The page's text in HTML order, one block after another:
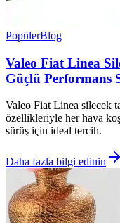
PopülerBlog
Valeo Fiat Linea
Güçlü Performans
Valeo Fiat Linea silecek
özellikleriyle her hava
sürüş için ideal tercih.
Daha fazla bilgi edinin